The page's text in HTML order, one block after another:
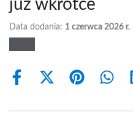
już wkrótce
Data dodania: 1 czerwca 2026 r.
Share
Share
(Twitter)
Share Share